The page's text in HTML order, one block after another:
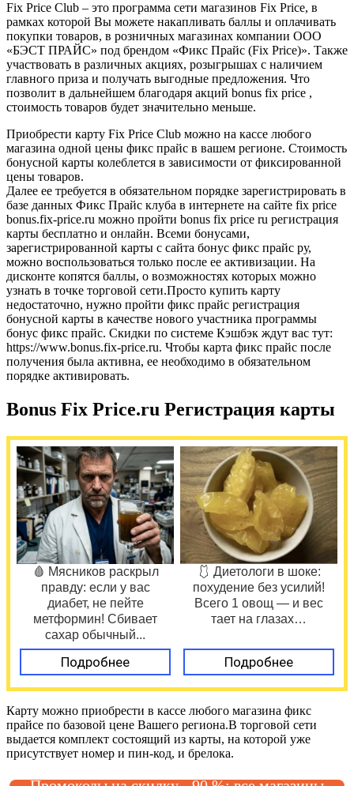
Fix Price Club – это программа сети магазинов Fix Price, в
рамках которой Вы можете накапливать баллы и оплачивать
покупки товаров, в розничных магазинах компании ООО
«БЭСТ ПРАЙС» под брендом «Фикс Прайс (Fix Price)». Также
участвовать в различных акциях, розыгрышах с наличием
главного приза и получать выгодные предложения. Что
позволит в дальнейшем благодаря акций bonus fix price ,
стоимость товаров будет значительно меньше.
Приобрести карту Fix Price Club можно на кассе любого
магазина одной цены фикс прайс в вашем регионе. Стоимость
бонусной карты колеблется в зависимости от фиксированной
цены товаров.
Далее ее требуется в обязательном порядке зарегистрировать в
базе данных Фикс Прайс клуба в интернете на сайте fix price
bonus.fix-price.ru можно пройти bonus fix price ru регистрация
карты бесплатно и онлайн. Всеми бонусами,
зарегистрированной карты с сайта бонус фикс прайс ру,
можно воспользоваться только после ее активизации. На
дисконте копятся баллы, о возможностях которых можно
узнать в точке торговой сети.Просто купить карту
недостаточно, нужно пройти фикс прайс регистрация
бонусной карты в качестве нового участника программы
бонус фикс прайс. Скидки по системе Кэшбэк ждут вас тут:
https://www.bonus.fix-price.ru. Чтобы карта фикс прайс после
получения была активна, ее необходимо в обязательном
порядке активировать.
Bonus Fix Price.ru Регистрация карты
🩸 Мясников раскрыл
правду: если у вас
диабет, не пейте
метформин! Сбивает
сахар обычный...
Подробнее
🩱 Диетологи в шоке:
похудение без усилий!
Всего 1 овощ — и вес
тает на глазах…
Подробнее
Карту можно приобрести в кассе любого магазина фикс
прайсе по базовой цене Вашего региона.В торговой сети
выдается комплект состоящий из карты, на которой уже
присутствует номер и пин-код, и брелока.